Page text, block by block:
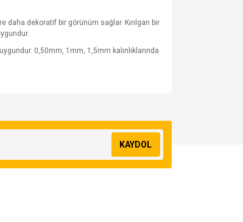
daha dekoratif bir görünüm sağlar. Kırılgan bir
0,50mm, 1mm, 1,5mm kalınlıklarında
KAYDOL